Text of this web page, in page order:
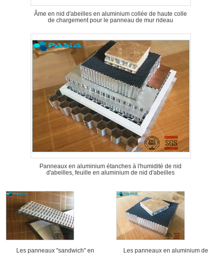
Âme en nid d'abeilles en aluminium collée de haute colle
de chargement pour le panneau de mur rideau
Panneaux en aluminium étanches à l'humidité de nid
d'abeilles, feuille en aluminium de nid d'abeilles
Les panneaux "sandwich" en
Les panneaux en aluminium de